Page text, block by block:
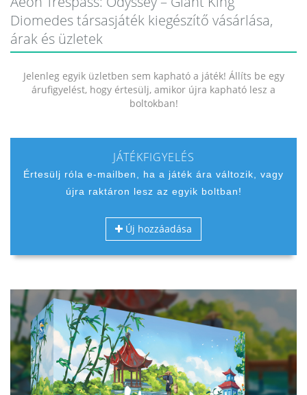
Diomedes társasjáték kiegészítő vásárlása,
árak és üzletek
Jelenleg egyik üzletben sem kapható a játék! Állíts be egy
árufigyelést, hogy értesülj, amikor újra kapható lesz a
boltokban!
JÁTÉKFIGYELÉS
Értesülj róla e-mailben, ha a játék ára változik, vagy
újra raktáron lesz az egyik boltban!
Új hozzáadása